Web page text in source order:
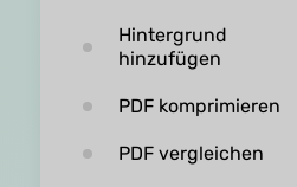
Hintergrund
hinzufügen
PDF komprimieren
PDF vergleichen